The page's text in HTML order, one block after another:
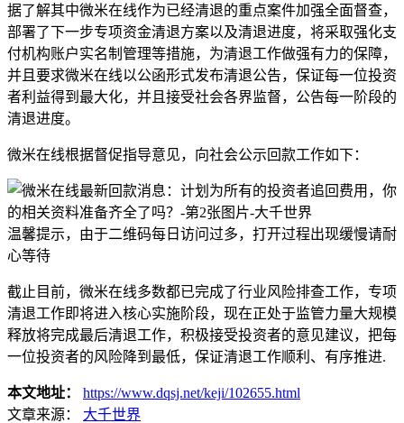
据了解其中微米在线作为已经清退的重点案件加强全面督查，
部署了下一步专项资金清退方案以及清退进度，将采取强化支
付机构账户实名制管理等措施，为清退工作做强有力的保障，
并且要求微米在线以公函形式发布清退公告，保证每一位投资
者利益得到最大化，并且接受社会各界监督，公告每一阶段的
清退进度。
微米在线根据督促指导意见，向社会公示回款工作如下：
温馨提示，由于二维码每日访问过多，打开过程出现缓慢请耐
心等待
截止目前，微米在线多数都已完成了行业风险排查工作，专项
清退工作即将进入核心实施阶段，现在正处于监管力量大规模
释放将完成最后清退工作，积极接受投资者的意见建议，把每
一位投资者的风险降到最低，保证清退工作顺利、有序推进.
本文地址：
https://www.dqsj.net/keji/102655.html
文章来源：
大千世界